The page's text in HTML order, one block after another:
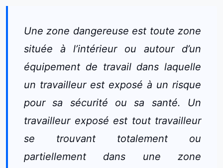
Une zone dangereuse est toute zone
située à l’intérieur ou autour d’un
équipement de travail dans laquelle
un travailleur est exposé à un risque
pour sa sécurité ou sa santé. Un
travailleur exposé est tout travailleur
se trouvant totalement ou
partiellement dans une zone